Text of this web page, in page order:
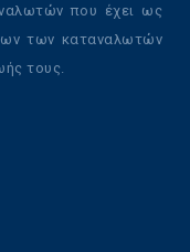
που έχει ως
των καταναλωτών
τους.